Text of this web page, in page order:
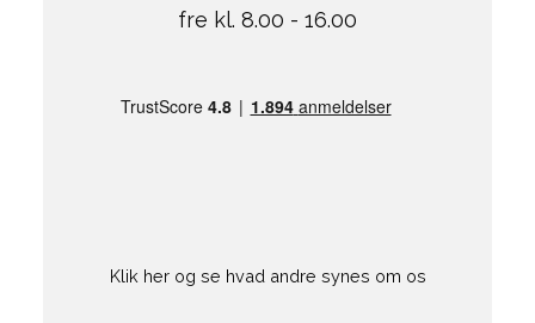
fre kl. 8.00 - 16.00
Klik her og se hvad andre synes om os